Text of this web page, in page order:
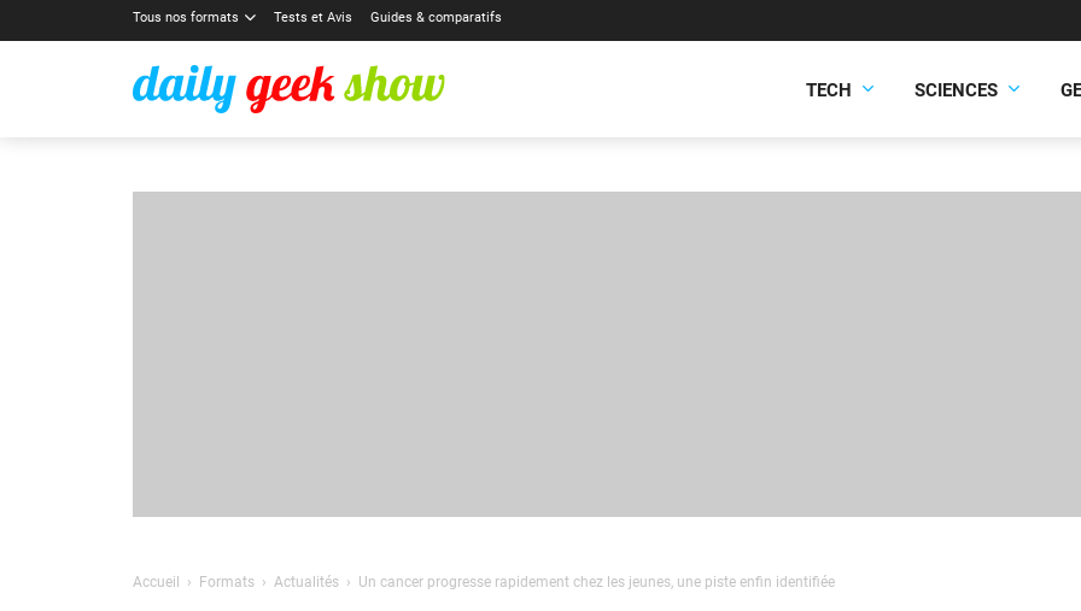
Tous nos formats Tests et Avis Guides & comparatifs
TECH SCIENCES
Accueil Formats Actualités Un cancer progresse rapidement chez les jeunes, une piste enfin identifiée